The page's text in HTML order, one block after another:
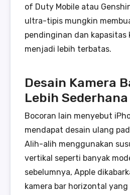
of Duty Mobile atau
ultra-tipis mungkin
pendinginan dan kapasitas
menjadi lebih terbatas.
Desain Kamera
Lebih Sederhana
Bocoran lain menyebut
mendapat desain ulang
Alih-alih menggunakan
vertikal seperti banyak
sebelumnya, Apple
kamera bar horizontal